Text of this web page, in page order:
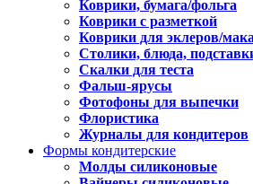
Коврики, бумага/фольга
Коврики с разметкой
Коврики для эклеров/
Столики, блюда,
Скалки для теста
Фальш-ярусы
Фотофоны для выпечки
Флористика
Журналы для кондитеров
Формы кондитерские
Молды силиконовые